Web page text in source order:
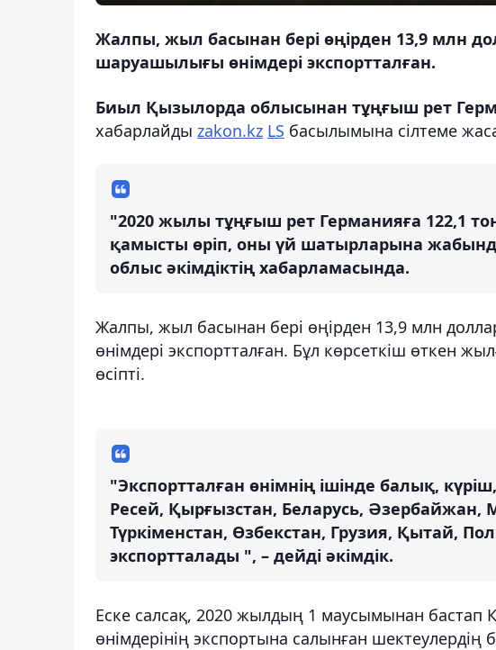
Жалпы, жыл басынан бері өңірден 13,9 млн
шаруашылығы өнімдері экспортталған.
Биыл Қызылорда облысынан тұңғыш рет
хабарлайды zakon.kz LS басылымына сілтеме
"2020 жылы тұңғыш рет Германияға 122,1
қамысты өріп, оны үй шатырларына
облыс әкімдіктің хабарламасында.
Жалпы, жыл басынан бері өңірден 13,9 млн
өнімдері экспортталған. Бұл көрсеткіш өткен
өсіпті.
"Экспортталған өнімнің ішінде балық,
Ресей, Қырғызстан, Беларусь, Әзербайжан,
Түркіменстан, Өзбекстан, Грузия, Қытай,
экспортталады ", – дейді әкімдік.
Еске салсақ, 2020 жылдың 1 маусымынан
өнімдерінің экспортына салынған шектеулердің